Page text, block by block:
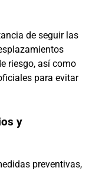
de seguir las
riesgo, así como
para evitar
y
preventivas,